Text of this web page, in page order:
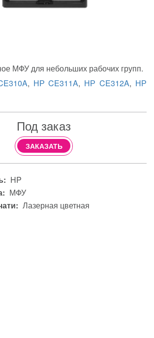
МФУ для небольших рабочих групп.
, НР CE311A, НР CE312A, НР
Под заказ
ЗАКАЗАТЬ
HP
МФУ
Лазерная цветная